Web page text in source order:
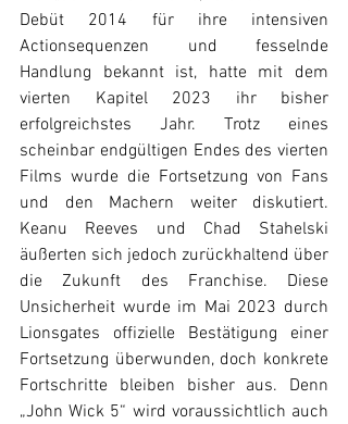
Debüt 2014 für ihre intensiven
Actionsequenzen und fesselnde
Handlung bekannt ist, hatte mit dem
vierten Kapitel 2023 ihr bisher
erfolgreichstes Jahr. Trotz eines
scheinbar endgültigen Endes des vierten
Films wurde die Fortsetzung von Fans
und den Machern weiter diskutiert.
Keanu Reeves und Chad Stahelski
äußerten sich jedoch zurückhaltend über
die Zukunft des Franchise. Diese
Unsicherheit wurde im Mai 2023 durch
Lionsgates offizielle Bestätigung einer
Fortsetzung überwunden, doch konkrete
Fortschritte bleiben bisher aus. Denn
„John Wick 5“ wird voraussichtlich auch